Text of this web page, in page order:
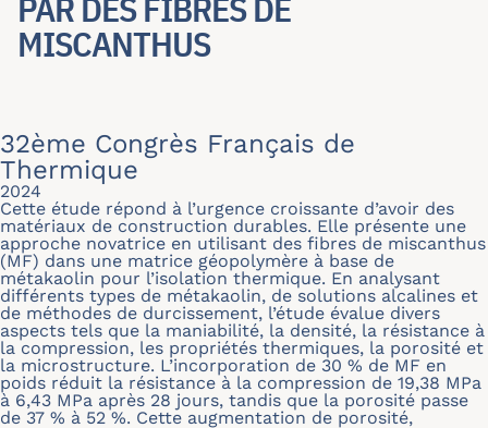
MISCANTHUS
32ème Congrès Français de
Thermique
2024
Cette étude répond à l’urgence croissante d’avoir des
matériaux de construction durables. Elle présente une
approche novatrice en utilisant des fibres de miscanthus
(MF) dans une matrice géopolymère à base de
métakaolin pour l’isolation thermique. En analysant
différents types de métakaolin, de solutions alcalines et
de méthodes de durcissement, l’étude évalue divers
aspects tels que la maniabilité, la densité, la résistance à
la compression, les propriétés thermiques, la porosité et
la microstructure. L’incorporation de 30 % de MF en
poids réduit la résistance à la compression de 19,38 MPa
à 6,43 MPa après 28 jours, tandis que la porosité passe
de 37 % à 52 %. Cette augmentation de porosité,